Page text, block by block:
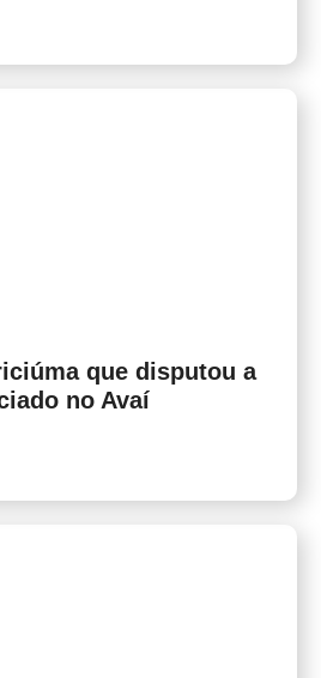
que disputou a
no Avaí